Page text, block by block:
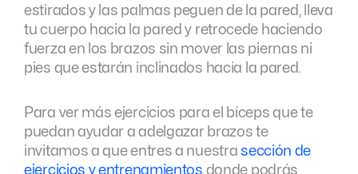
estirados y las palmas peguen de la pared, lleva
tu cuerpo hacia la pared y retrocede haciendo
fuerza en los brazos sin mover las piernas ni
pies que estarán inclinados hacia la pared.
Para ver más ejercicios para el bíceps que te
puedan ayudar a adelgazar brazos te
invitamos a que entres a nuestra sección de
ejercicios y entrenamientos donde podrás